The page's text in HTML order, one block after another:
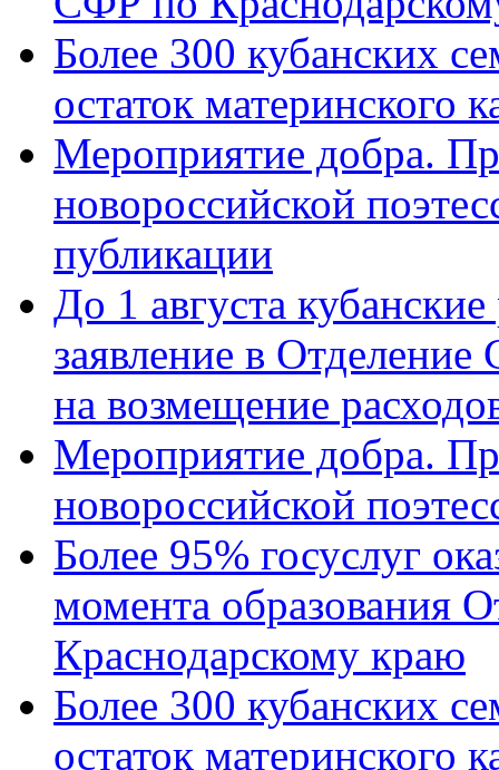
Более 300 кубанских
остаток материнского
Мероприятие добра.
новороссийской
публикации
До 1 августа
заявление в
на возмещение
Мероприятие добра.
новороссийской
Более 95% госуслуг
момента образования
Краснодарскому краю
Более 300 кубанских
остаток материнского